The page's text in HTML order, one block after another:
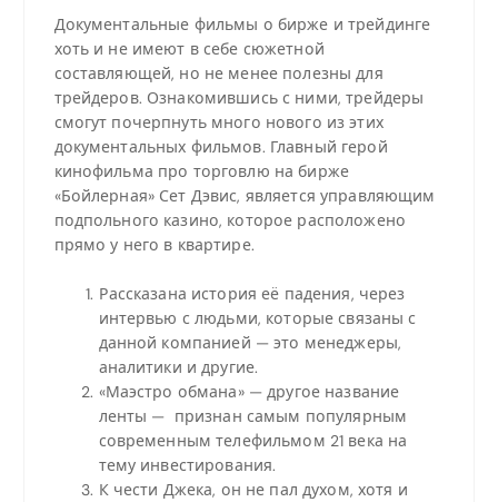
Документальные фильмы о бирже и трейдинге
хоть и не имеют в себе сюжетной
составляющей, но не менее полезны для
трейдеров. Ознакомившись с ними, трейдеры
смогут почерпнуть много нового из этих
документальных фильмов. Главный герой
кинофильма про торговлю на бирже
«Бойлерная» Сет Дэвис, является управляющим
подпольного казино, которое расположено
прямо у него в квартире.
Рассказана история её падения, через
интервью с людьми, которые связаны с
данной компанией — это менеджеры,
аналитики и другие.
«Маэстро обмана» — другое название
ленты — признан самым популярным
современным телефильмом 21 века на
тему инвестирования.
К чести Джека, он не пал духом, хотя и